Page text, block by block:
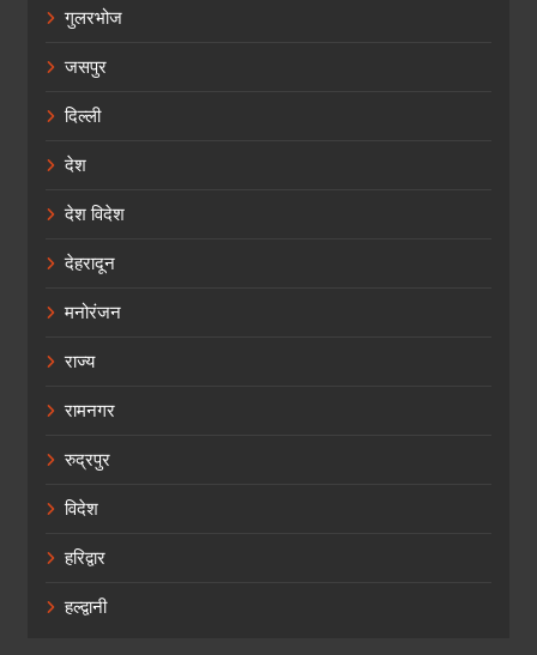
गुलरभोज
जसपुर
दिल्ली
देश
देश विदेश
देहरादून
मनोरंजन
राज्य
रामनगर
रुद्रपुर
विदेश
हरिद्वार
हल्द्वानी